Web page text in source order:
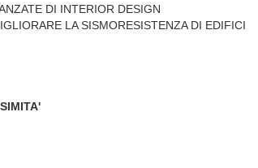
DI INTERIOR DESIGN
LA SISMORESISTENZA DI EDIFICI